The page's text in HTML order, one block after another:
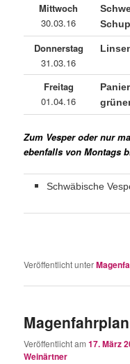
Mittwoch
30.03.16
Donnerstag
31.03.16
Freitag
01.04.16
Zum Vesper oder nur
ebenfalls von Montags
Schwäbische
Veröffentlicht unter
Veröffentlicht am17. März
Weinärtner